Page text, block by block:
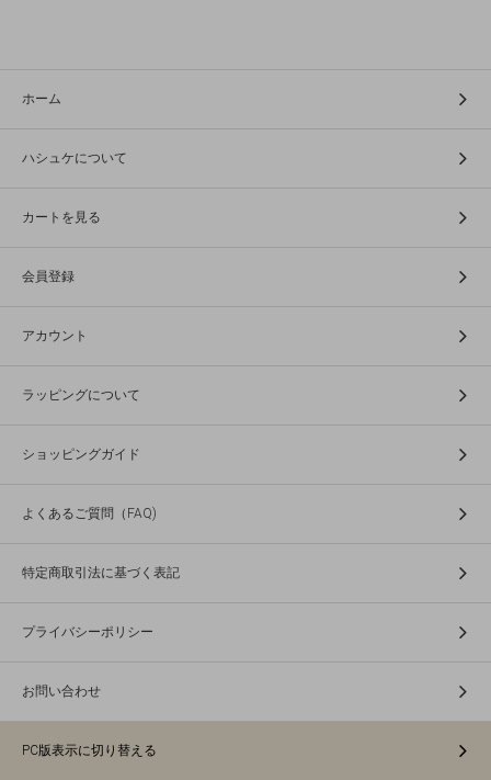
ホーム
ハシュケについて
カートを見る
会員登録
アカウント
ラッピングについて
ショッピングガイド
よくあるご質問（FAQ)
特定商取引法に基づく表記
プライバシーポリシー
お問い合わせ
PC版表示に切り替える